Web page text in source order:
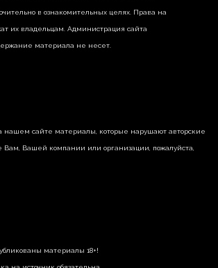
в ознакомительных целях. Права на
их владельцам. Администрация сайта
материала не несет.
нашем сайте материалы, которые нарушают авторские
Вашей компании или организации, пожалуйста,
материалы 18+!